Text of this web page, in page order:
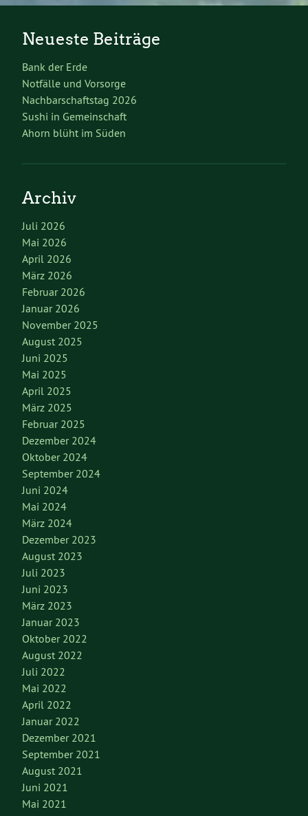
Neueste Beiträge
Bank der Erde
Notfälle und Vorsorge
Nachbarschaftstag 2026
Sushi in Gemeinschaft
Ahorn blüht im Süden
Archiv
Juli 2026
Mai 2026
April 2026
März 2026
Februar 2026
Januar 2026
November 2025
August 2025
Juni 2025
Mai 2025
April 2025
März 2025
Februar 2025
Dezember 2024
Oktober 2024
September 2024
Juni 2024
Mai 2024
März 2024
Dezember 2023
August 2023
Juli 2023
Juni 2023
März 2023
Januar 2023
Oktober 2022
August 2022
Juli 2022
Mai 2022
April 2022
Januar 2022
Dezember 2021
September 2021
August 2021
Juni 2021
Mai 2021